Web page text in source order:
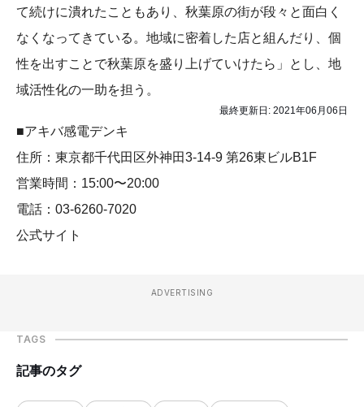
て続けに潰れたこともあり、秋葉原の街が段々と面白く
なくなってきている。地域に密着した店と組んだり、個
性を出すことで秋葉原を盛り上げていけたら」とし、地
域活性化の一助を担う。
最終更新日: 2021年06月06日
■アキバ感電デンキ
住所：東京都千代田区外神田3-14-9 第26東ビルB1F
営業時間：15:00〜20:00
電話：03-6260-7020
公式サイト
ADVERTISING
TAGS
記事のタグ